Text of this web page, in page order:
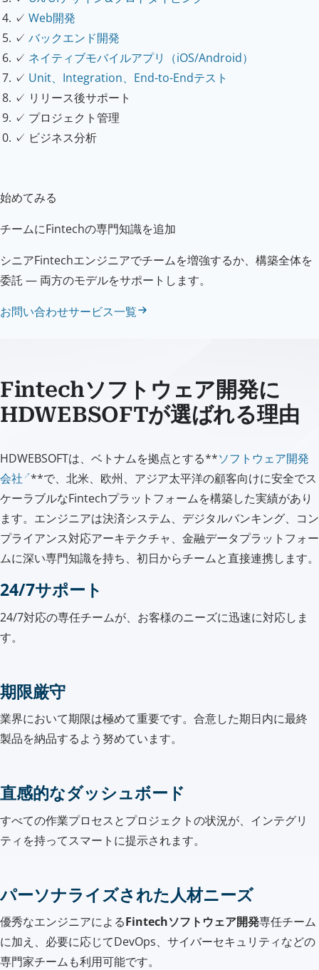
✓ Web開発
✓ バックエンド開発
✓ ネイティブモバイルアプリ（iOS/Android）
✓ Unit、Integration、End-to-Endテスト
✓ リリース後サポート
✓ プロジェクト管理
✓ ビジネス分析
始めてみる
チームにFintechの専門知識を追加
シニアFintechエンジニアでチームを増強するか、構築全体を
委託 — 両方のモデルをサポートします。
お問い合わせサービス一覧
Fintechソフトウェア開発に
HDWEBSOFTが選ばれる理由
HDWEBSOFTは、ベトナムを拠点とする**ソフトウェア開発
会社 **で、北米、欧州、アジア太平洋の顧客向けに安全でス
ケーラブルなFintechプラットフォームを構築した実績があり
ます。エンジニアは決済システム、デジタルバンキング、コン
プライアンス対応アーキテクチャ、金融データプラットフォー
ムに深い専門知識を持ち、初日からチームと直接連携します。
24/7サポート
24/7対応の専任チームが、お客様のニーズに迅速に対応しま
す。
期限厳守
業界において期限は極めて重要です。合意した期日内に最終
製品を納品するよう努めています。
直感的なダッシュボード
すべての作業プロセスとプロジェクトの状況が、インテグリ
ティを持ってスマートに提示されます。
パーソナライズされた人材ニーズ
優秀なエンジニアによるFintechソフトウェア開発専任チーム
に加え、必要に応じてDevOps、サイバーセキュリティなどの
専門家チームも利用可能です。